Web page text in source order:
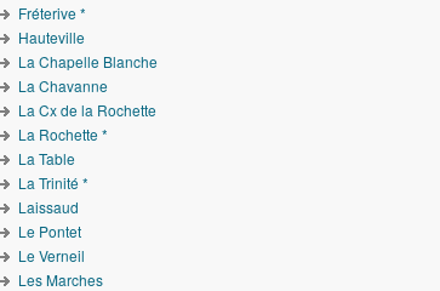
Fréterive *
Hauteville
La Chapelle Blanche
La Chavanne
La Cx de la Rochette
La Rochette *
La Table
La Trinité *
Laissaud
Le Pontet
Le Verneil
Les Marches